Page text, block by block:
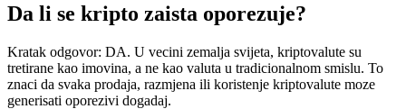
Da li se kripto zaista oporezuje?
Kratak odgovor: DA. U vecini zemalja svijeta, kriptovalute su
tretirane kao imovina, a ne kao valuta u tradicionalnom smislu. To
znaci da svaka prodaja, razmjena ili koristenje kriptovalute moze
generisati oporezivi dogadaj.